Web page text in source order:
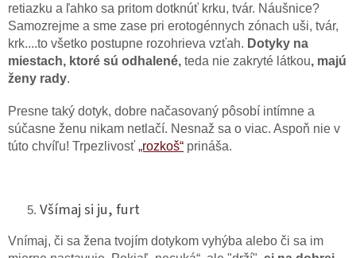
retiazku a ľahko sa pritom dotknúť krku, tvár. Náušnice?
Samozrejme a sme zase pri erotogénnych zónach uši, tvár,
krk....to všetko postupne rozohrieva vzťah. Dotyky na
miestach, ktoré sú odhalené, teda nie zakryté látkou, majú
ženy rady.
Presne taký dotyk, dobre načasovaný pôsobí intímne a
súčasne ženu nikam netlačí. Nesnaž sa o viac. Aspoň nie v
túto chvíľu! Trpezlivosť „rozkoš“ prináša.
Všímaj si ju, furt
Vnímaj, či sa žena tvojím dotykom vyhýba alebo či sa im